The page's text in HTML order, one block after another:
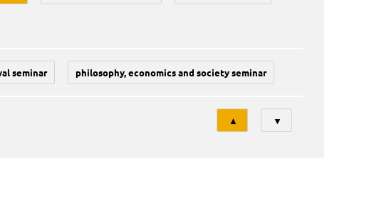
seminar philosophy, economics and society seminar
Tri
▲ ▼